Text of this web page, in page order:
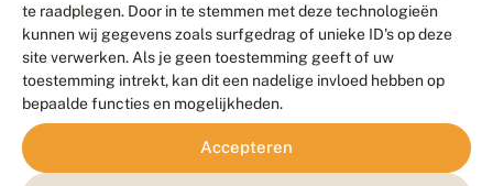
te raadplegen. Door in te stemmen met deze technologieën
kunnen wij gegevens zoals surfgedrag of unieke ID's op deze
site verwerken. Als je geen toestemming geeft of uw
toestemming intrekt, kan dit een nadelige invloed hebben op
bepaalde functies en mogelijkheden.
Accepteren
Contact
Veelgestelde vragen
Meld waarnemingen© 2026 Vlinderstichting
Duurzaam ontwikkeld door
Go2People
, ontworpen door
Blue Field Agency
Privacy
Disclaimer
Sitemap